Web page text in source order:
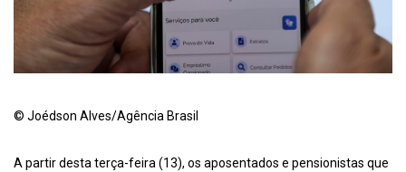
© Joédson Alves/Agência Brasil
A partir desta terça-feira (13), os aposentados e pensionistas que